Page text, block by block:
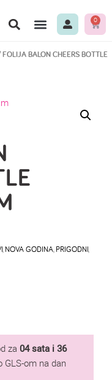
0
BALON CHEERS BOTTLE
NOVA GODINA PRIGODNI
za 04 sata i 36
GLS-om na dan